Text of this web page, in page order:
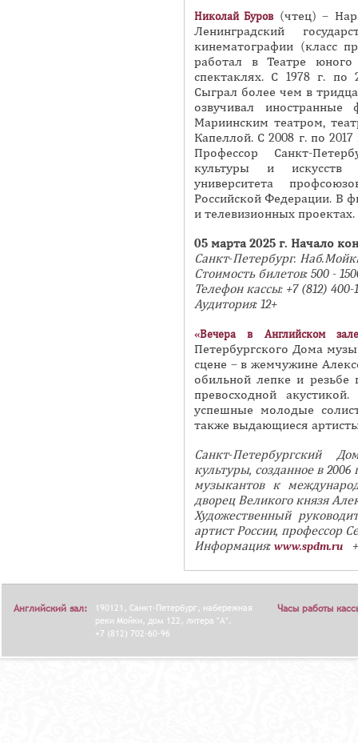
Николай Буров (чтец) –
Ленинградский
кинематографии (класс
работал в Театре
спектаклях. С 1978 г. по
Сыграл более чем в
озвучивал
Мариинским театром,
Капеллой. С 2008 г. по
Профессор Санкт-
культуры и искусств и
университета
Российской Федерации. В
и телевизионных проектах.
05 марта 2025 г. Начало
Санкт-Петербург.
Стоимость билетов: 500 - 15
Телефон кассы: +7
Аудитория: 12+
«Вечера в Английском
Петербургского Дома
сцене – в жемчужине
обильной лепке и резьбе
превосходной
успешные молодые
также выдающиеся
Санкт-Петербургский
культуры, созданное в
музыкантов к
дворец Великого князя
Художественный
артист России, профессор
Информация: www.spdm.ru
Английский зал:
190121, Санкт-Петербург, набережная
реки Мойки, дом 122, литера "А".
+7 (812) 702-60-96
Часы работы